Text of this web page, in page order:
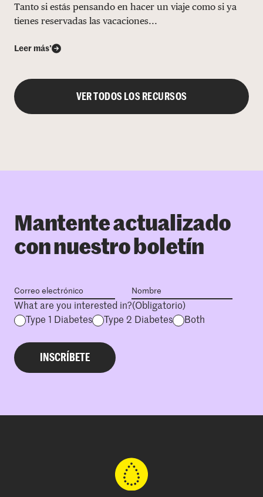
Tanto si estás pensando en hacer un viaje como si ya
tienes reservadas las vacaciones...
Leer más’
VER TODOS LOS RECURSOS
Mantente actualizado
con nuestro boletín
What are you interested in?(Obligatorio)
Type 1 Diabetes
Type 2 Diabetes Both